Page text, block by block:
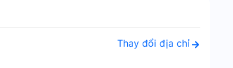
Thay đổi địa chỉ